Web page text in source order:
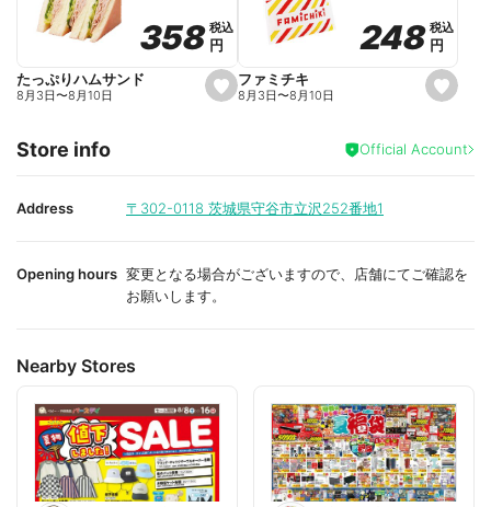
o
r
i
e
o
r
i
e
s
e
i
t
358
358税込
税込
円
円
たっぷりハムサンド
8月3日〜8月10日
s
e
a
248
248 税込
税込
円
円
ファミチキ
8月3日〜8月10日
Store info Official Account
Address 〒302-0118 茨城県守谷市立沢252番地1
Opening hours 変更となる場合がございますので、店舗にてご確認を
お願いします。
Nearby Stores